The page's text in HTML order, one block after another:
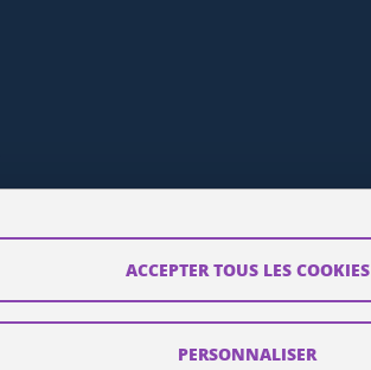
ACCEPTER TOUS LES COOKIES
PERSONNALISER